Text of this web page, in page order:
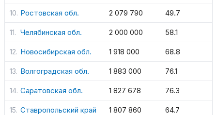
Ростовская обл. 2 079 790 49.7
Челябинская обл. 2 000 000 58.1
Новосибирская обл. 1 918 000 68.8
Волгоградская обл. 1 883 000 76.1
Саратовская обл. 1 827 678 76.3
Ставропольский край 1 807 860 64.7